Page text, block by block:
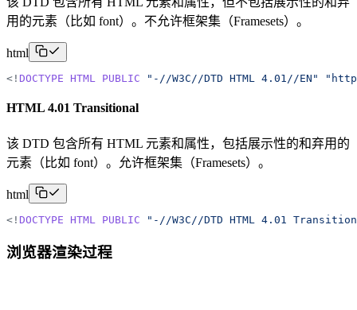
用的元素（比如 font）。不允许框架集（Framesets）。
html
< ! DOCTYPE HTML PUBLIC " -//W3C//DTD HTML 4.01//EN " "
HTML 4.01 Transitional
该 DTD 包含所有 HTML 元素和属性，包括展示性的和弃用的
元素（比如 font）。允许框架集（Framesets）。
html
< ! DOCTYPE HTML PUBLIC " -//W3C//DTD HTML 4.01
浏览器渲染过程